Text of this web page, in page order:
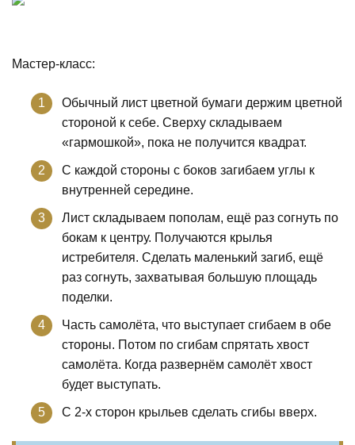
Мастер-класс:
Обычный лист цветной бумаги держим цветной
стороной к себе. Сверху складываем
«гармошкой», пока не получится квадрат.
С каждой стороны с боков загибаем углы к
внутренней середине.
Лист складываем пополам, ещё раз согнуть по
бокам к центру. Получаются крылья
истребителя. Сделать маленький загиб, ещё
раз согнуть, захватывая большую площадь
поделки.
Часть самолёта, что выступает сгибаем в обе
стороны. Потом по сгибам спрятать хвост
самолёта. Когда развернём самолёт хвост
будет выступать.
С 2-х сторон крыльев сделать сгибы вверх.